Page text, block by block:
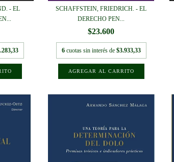
- EL
SCHAFFSTEIN, FRIEDRICH. - EL
DERECHO PEN...
$23.600
6 cuotas sin interés de $3.933,33